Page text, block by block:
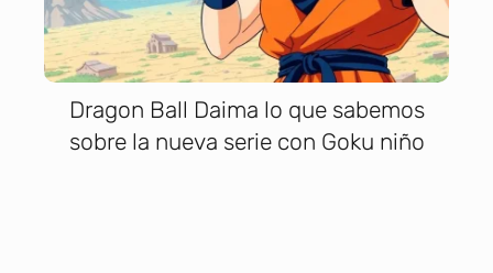
Dragon Ball Daima lo que sabemos
sobre la nueva serie con Goku niño